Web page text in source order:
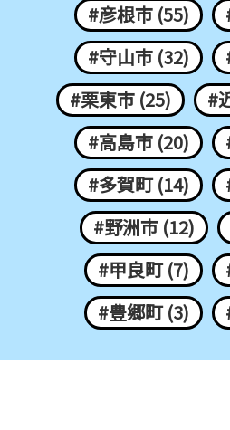
#彦根市 (55)
#守山市 (32)
#栗東市 (25)
#
#高島市 (20)
#多賀町 (14)
#野洲市 (12)
#甲良町 (7)
#豊郷町 (3)